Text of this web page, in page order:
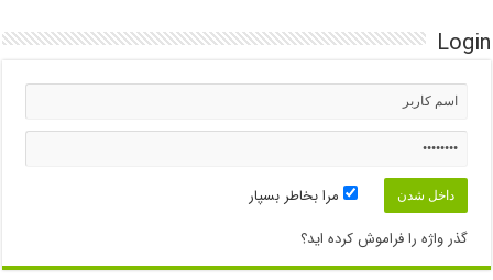
Login
مرا بخاطر بسپار
گذر واژه را فراموش کرده اید؟